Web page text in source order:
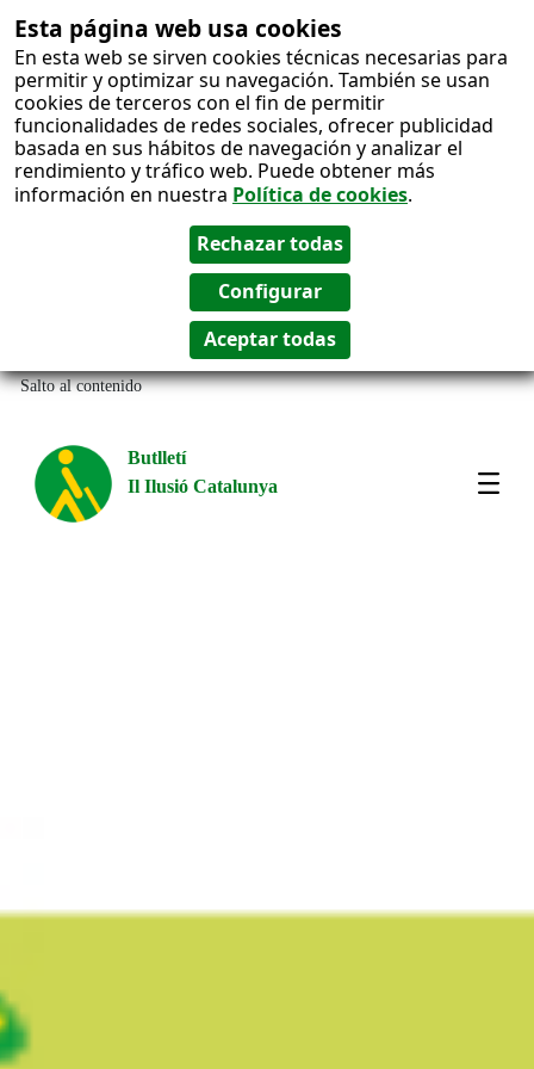
Esta página web usa cookies
En esta web se sirven cookies técnicas necesarias para
permitir y optimizar su navegación. También se usan
cookies de terceros con el fin de permitir
funcionalidades de redes sociales, ofrecer publicidad
basada en sus hábitos de navegación y analizar el
rendimiento y tráfico web. Puede obtener más
información en nuestra Política de cookies.
Salto al contenido
Butlletí
Il Ilusió Catalunya